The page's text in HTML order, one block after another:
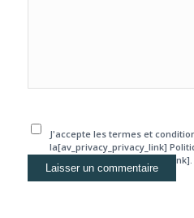
J'accepte les termes et
la[av_privacy_privacy_link]
confidentialité[/av_privacy_link].